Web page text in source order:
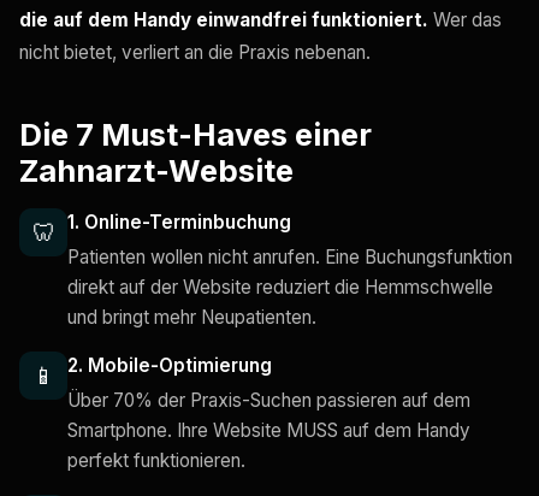
die auf dem Handy einwandfrei funktioniert. Wer das
nicht bietet, verliert an die Praxis nebenan.
Die 7 Must-Haves einer
Zahnarzt-Website
🦷
1. Online-Terminbuchung
Patienten wollen nicht anrufen. Eine Buchungsfunktion
direkt auf der Website reduziert die Hemmschwelle
und bringt mehr Neupatienten.
📱
2. Mobile-Optimierung
Über 70% der Praxis-Suchen passieren auf dem
Smartphone. Ihre Website MUSS auf dem Handy
perfekt funktionieren.